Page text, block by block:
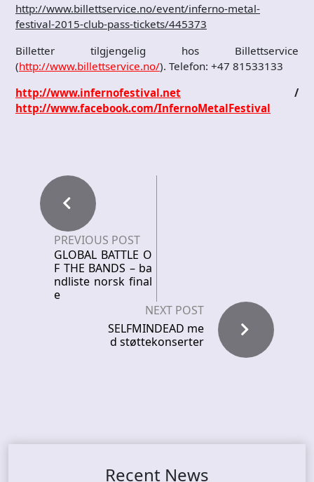
http://www.billettservice.no/event/inferno-metal-
festival-2015-club-pass-tickets/445373
Billetter tilgjengelig hos Billettservice
(http://www.billettservice.no/). Telefon: +47 81533133
http://www.infernofestival.net /
http://www.facebook.com/InfernoMetalFestival
PREVIOUS POST
GLOBAL BATTLE O
F THE BANDS – ba
ndliste norsk final
e
NEXT POST
SELFMINDEAD me
d støttekonserter
Recent News